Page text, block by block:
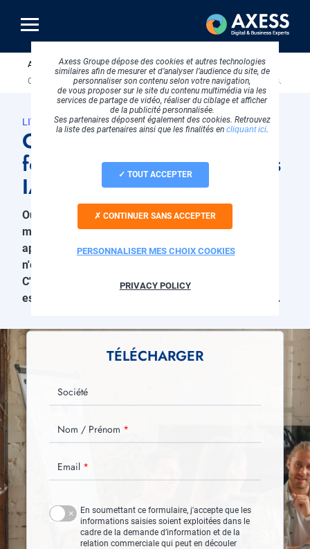
contenu
principal
Accueil Livres blancs
Marketing digital
Ce que vos concurrents font déjà dans les réponses IA… et pas vous.
LIVRE BLANC
Ce que vos concurrents
font déjà dans les réponses
IA… et pas vous.
Chapo
Ouvrez ChatGPT. Tapez la question que votre
meilleur client vous a posée avant de signer. Qui
apparaît dans la réponse ? Si ce n'est pas vous, ce
n'est pas un problème de budget ni de notoriété.
C'est un problème de lisibilité, et bonne nouvelle il
est réglable ! Ce livre blanc vous explique comment.
TÉLÉCHARGER
Société
Nom / Prénom
Email
En soumettant ce formulaire, j'accepte que les
informations saisies soient exploitées dans le
cadre de la demande d’information et de la
relation commerciale qui peut en découler
Axess Groupe dépose des cookies et autres technologies
similaires afin de mesurer et d’analyser l’audience du site, de
personnaliser son contenu selon votre navigation,
de vous proposer sur le site du contenu multimédia via les
services de partage de vidéo, réaliser du ciblage et afficher
de la publicité personnalisée.
Ses partenaires déposent également des cookies. Retrouvez
la liste des partenaires ainsi que les finalités en cliquant ici.
TOUT ACCEPTER
CONTINUER SANS ACCEPTER
PERSONNALISER MES CHOIX COOKIES
PRIVACY POLICY